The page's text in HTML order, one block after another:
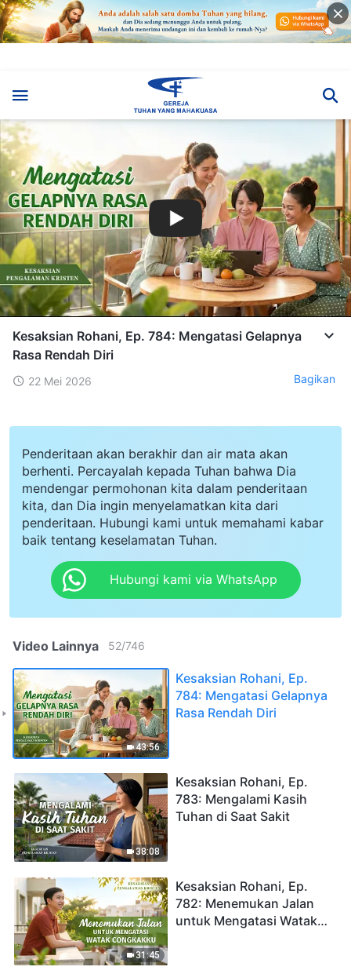
Kesaksian Rohani, Ep. 784: Mengatasi Gelapnya
Rasa Rendah Diri
22 Mei 2026 Bagikan
Penderitaan akan berakhir dan air mata akan
berhenti. Percayalah kepada Tuhan bahwa Dia
mendengar permohonan kita dalam penderitaan
kita, dan Dia ingin menyelamatkan kita dari
penderitaan. Hubungi kami untuk memahami kabar
baik tentang keselamatan Tuhan.
Hubungi kami via WhatsApp
Video Lainnya 52/746
43:56
Kesaksian Rohani, Ep.
784: Mengatasi Gelapnya
Rasa Rendah Diri
38:08
Kesaksian Rohani, Ep.
783: Mengalami Kasih
Tuhan di Saat Sakit
31:45
Kesaksian Rohani, Ep.
782: Menemukan Jalan
untuk Mengatasi Watak